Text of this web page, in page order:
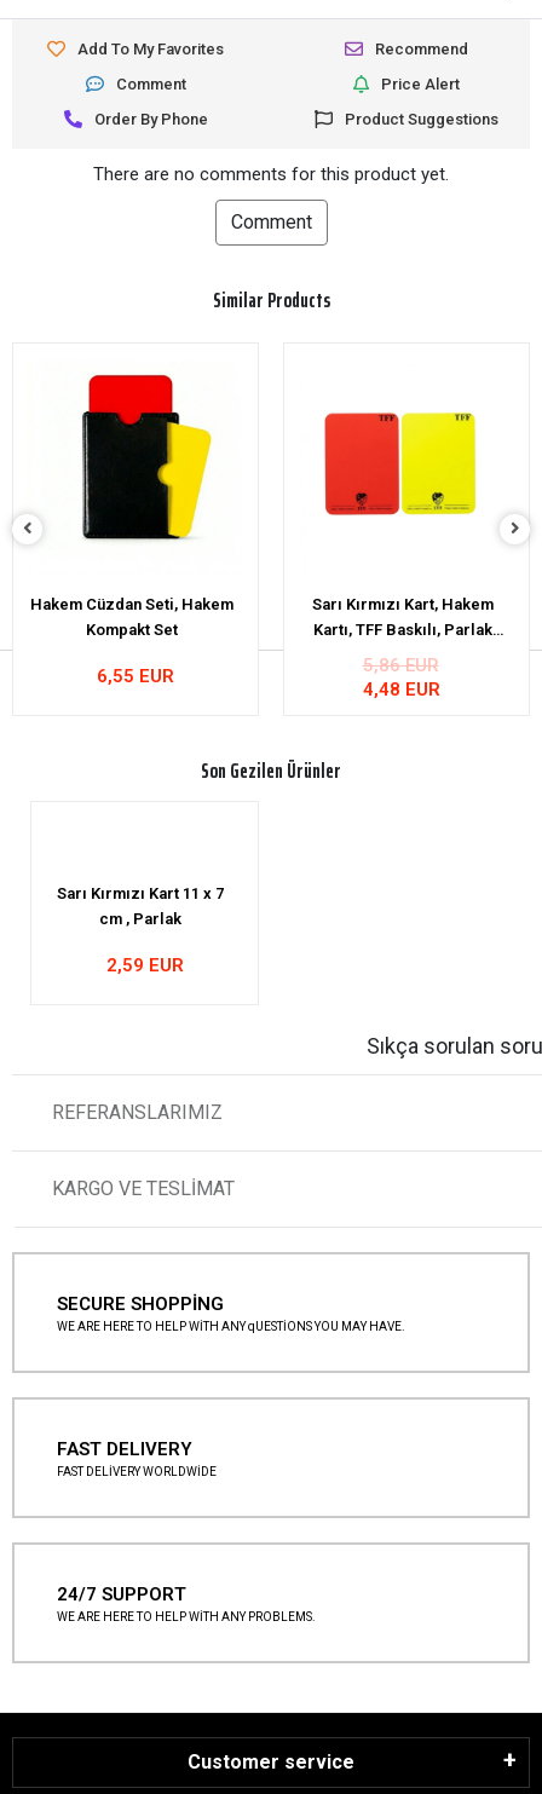
Add To My Favorites
Recommend
Comment
Price Alert
Order By Phone
Product Suggestions
There are no comments for this product yet.
Comment
Similar Products
Sarı Kırmızı Kart, Hakem
Kartı, TFF Baskılı, Parlak
5,86 EUR
4,48 EUR
Sarı Kırmızı Kart, Hakem
Kartı, TFF Baskılı, Parlak
11x8cm
5,86 EUR
4,48 EUR
Son Gezilen Ürünler
Sarı Kırmızı Kart 11 x 7
cm , Parlak
2,59 EUR
Sıkça sorulan
REFERANSLARIMIZ
KARGO VE TESLİMAT
SECURE SHOPPİNG
WE ARE HERE TO HELP WİTH ANY qUESTİONS YOU MAY HAVE.
FAST DELIVERY
FAST DELİVERY WORLDWİDE
24/7 SUPPORT
WE ARE HERE TO HELP WİTH ANY PROBLEMS.
Customer service